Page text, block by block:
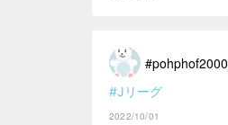
#pohphof2000
#Jリーグ
2022/10/01